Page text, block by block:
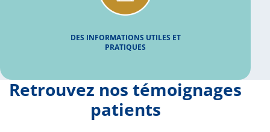
DES INFORMATIONS UTILES ET
PRATIQUES
Retrouvez nos témoignages
patients